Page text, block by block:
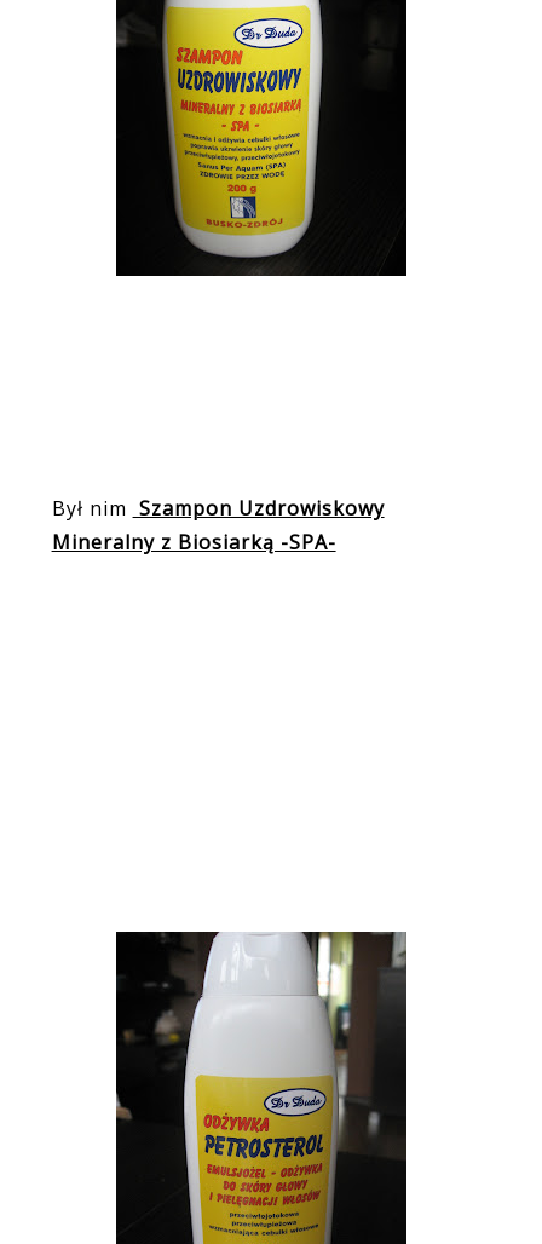
Był nim Szampon Uzdrowiskowy
Mineralny z Biosiarką -SPA-